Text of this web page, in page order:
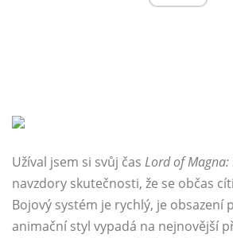
Užíval jsem si svůj čas Lord of Magna:
navzdory skutečnosti, že se občas
Bojový systém je rychlý, je obsazení
animační styl vypadá na nejnovější